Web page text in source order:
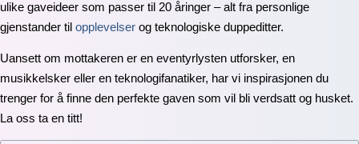
ulike gaveideer som passer til 20 åringer – alt fra personlige
gjenstander til opplevelser og teknologiske duppeditter.
Uansett om mottakeren er en eventyrlysten utforsker, en
musikkelsker eller en teknologifanatiker, har vi inspirasjonen du
trenger for å finne den perfekte gaven som vil bli verdsatt og husket.
La oss ta en titt!